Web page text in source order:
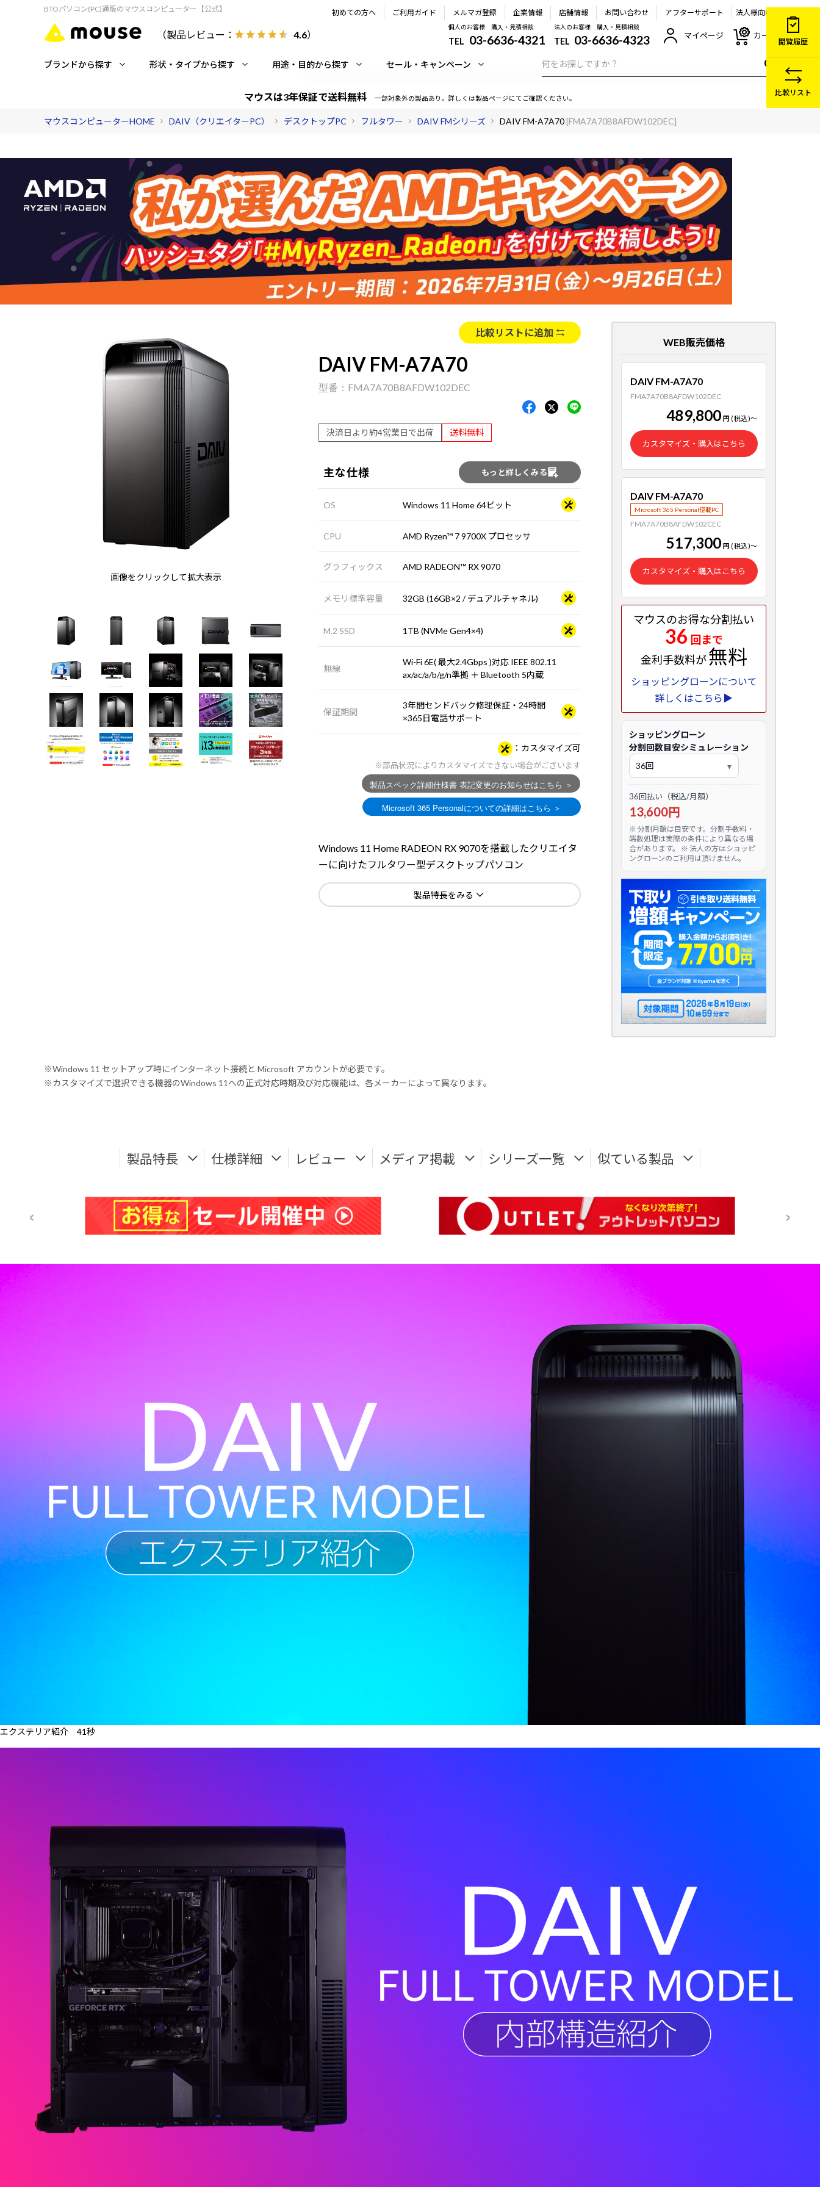
BTOパソコン(PC)通販のマウスコンピューター【公式】
（製品レビュー： 4.6）
初めての方へ ご利用ガイド メルマガ登録 企業情報 店舗情報 お問い合わせ アフターサポート 法人様向け
個人のお客様 購入・見積相談
TEL 03-6636-4321
法人のお客様 購入・見積相談
TEL 03-6636-4323 マイページ カート
ブランドから探す 形状・タイプから探す 用途・目的から探す セール・キャンペーン
マウスは3年保証で送料無料 一部対象外の製品あり。詳しくは製品ページにてご確認ください。
マウスコンピューターHOME DAIV（クリエイターPC） デスクトップPC フルタワー DAIV FMシリーズ DAIV FM-A7A70 [FMA7A70B8AFDW102DEC]
画像をクリックして拡大表示
比較リストに追加
DAIV FM-A7A70
FMA7A70B8AFDW102DEC
決済日より約4営業日で出荷 送料無料
主な仕様 もっと詳しくみる
OS Windows 11 Home 64ビット
CPU AMD Ryzen™ 7 9700X プロセッサ
グラフィックス AMD RADEON™ RX 9070
メモリ標準容量 32GB (16GB×2 / デュアルチャネル)
M.2 SSD 1TB (NVMe Gen4×4)
無線
Wi-Fi 6E( 最大2.4Gbps )対応 IEEE 802.11
ax/ac/a/b/g/n準拠 ＋ Bluetooth 5内蔵
保証期間
3年間センドバック修理保証・24時間
×365日電話サポート
カスタマイズ可
※部品状況によりカスタマイズできない場合がございます
Windows 11 Home RADEON RX 9070を搭載したクリエイタ
ーに向けたフルタワー型デスクトップパソコン
製品特長をみる
WEB販売価格
DAIV FM-A7A70
FMA7A70B8AFDW102DEC
489,800 円 (税込)～
カスタマイズ・購入はこちら
DAIV FM-A7A70
Microsoft 365 Personal搭載PC
FMA7A70B8AFDW102CEC
517,300 円 (税込)～
カスタマイズ・購入はこちら
マウスのお得な分割払い
36 回まで
金利手数料が無料
ショッピングローンについて
詳しくはこちら▶
ショッピングローン
分割回数目安シミュレーション
36回払い（税込/月額）
13,600円
※ 分割月額は目安です。分割手数料・
端数処理は実際の条件により異なる場
合があります。 ※ 法人の方はショッピ
ングローンのご利用は頂けません。
※Windows 11 セットアップ時にインターネット接続と Microsoft アカウントが必要です。
※カスタマイズで選択できる機器のWindows 11への正式対応時期及び対応機能は、各メーカーによって異なります。
製品特長 仕様詳細 レビュー メディア掲載 シリーズ一覧 似ている製品
エクステリア紹介 41秒
閲覧履歴
比較リスト